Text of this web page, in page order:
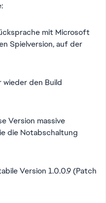
mit Microsoft
Spielversion, auf der
wieder den Build
Version massive
die Notabschaltung
Version 1.0.0.9 (Patch